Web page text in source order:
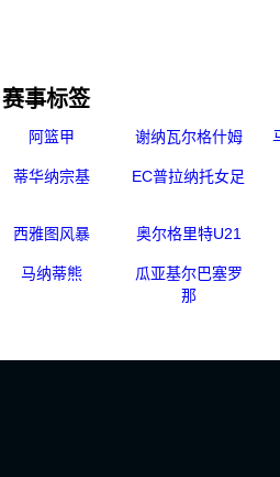
赛事标签
阿篮甲 谢纳瓦尔格什姆
蒂华纳宗基 EC普拉纳托女足
西雅图风暴 奥尔格里特U21
马纳蒂熊
瓜亚基尔巴塞罗
那